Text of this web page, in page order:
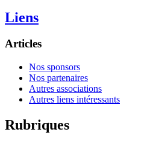
Liens
Articles
Nos sponsors
Nos partenaires
Autres associations
Autres liens intéressants
Rubriques